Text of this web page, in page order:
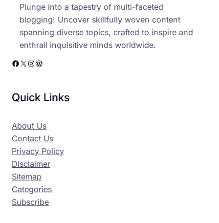
Plunge into a tapestry of multi-faceted
blogging! Uncover skillfully woven content
spanning diverse topics, crafted to inspire and
enthrall inquisitive minds worldwide.
Facebook X Instagram WordPress
Quick Links
About Us
Contact Us
Privacy Policy
Disclaimer
Sitemap
Categories
Subscribe